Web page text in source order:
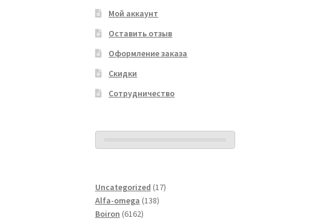
Мой аккаунт
Оставить отзыв
Оформление заказа
Скидки
Сотрудничество
Uncategorized 1717
Alfa-omega 138138
Boiron 61626162